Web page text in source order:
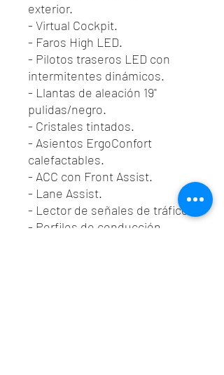
exterior.
- Virtual Cockpit.
- Faros High LED.
- Pilotos traseros LED con
intermitentes dinámicos.
- Llantas de aleación 19"
pulidas/negro.
- Cristales tintados.
- Asientos ErgoConfort
calefactables.
- ACC con Front Assist.
- Lane Assist.
- Lector de señales de tráfico.
- Perfiles de conducción